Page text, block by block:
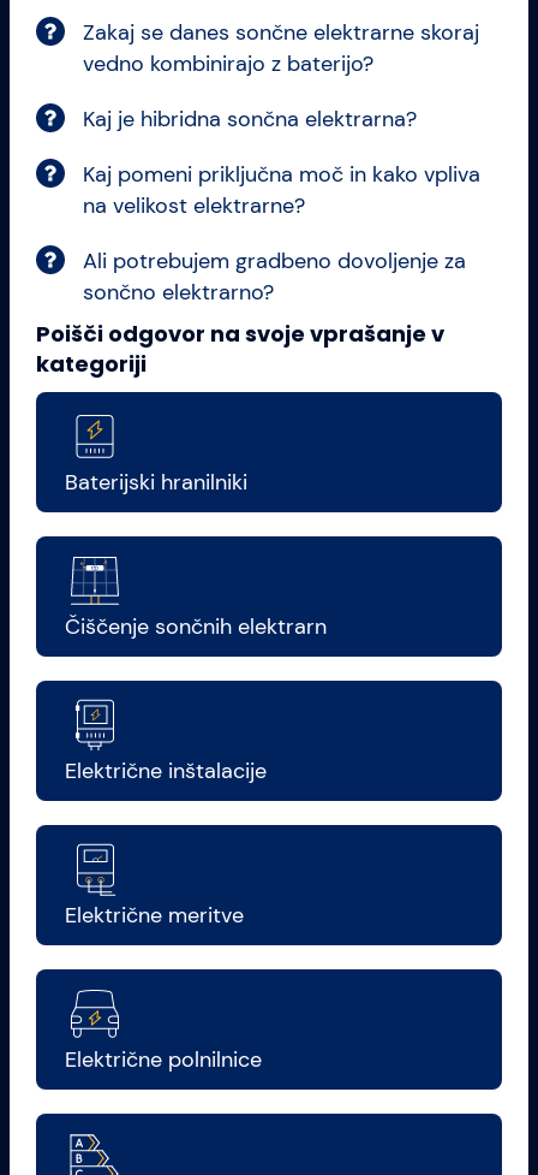
Zakaj se danes sončne elektrarne skoraj
vedno kombinirajo z baterijo?
Kaj je hibridna sončna elektrarna?
Kaj pomeni priključna moč in kako vpliva
na velikost elektrarne?
Ali potrebujem gradbeno dovoljenje za
sončno elektrarno?
Poišči odgovor na svoje vprašanje v
kategoriji
Baterijski hranilniki
Čiščenje sončnih elektrarn
Električne inštalacije
Električne meritve
Električne polnilnice